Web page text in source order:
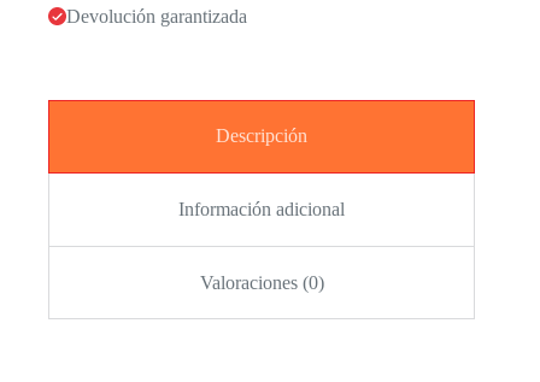
Devolución garantizada
Descripción
Información adicional
Valoraciones (0)